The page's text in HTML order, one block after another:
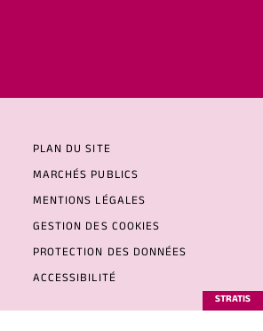
PLAN DU SITE
MARCHÉS PUBLICS
MENTIONS LÉGALES
GESTION DES COOKIES
PROTECTION DES DONNÉES
ACCESSIBILITÉ
STRATIS